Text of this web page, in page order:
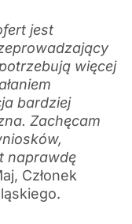
jest
więcej
bardziej
Zachęcam
naprawdę
Członek